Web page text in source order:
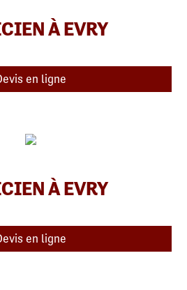
À EVRY
en ligne
À EVRY
en ligne